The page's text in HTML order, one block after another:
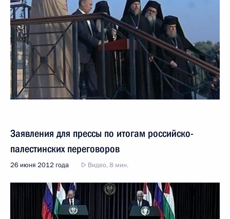
Заявления для прессы по итогам российско-
палестинских переговоров
26 июня 2012 года Видео, 8 мин.